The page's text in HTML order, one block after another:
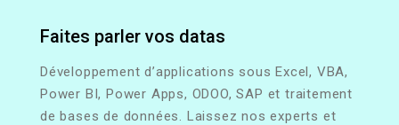
Faites parler vos datas
Développement d’applications sous Excel, VBA,
Power BI, Power Apps, ODOO, SAP et traitement
de bases de données. Laissez nos experts et